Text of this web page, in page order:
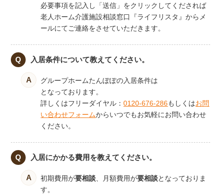
必要事項を記入し「送信」をクリックしてくだされば
老人ホーム介護施設相談窓口『ライフリスタ』からメ
ールにてご連絡をさせていただきます。
入居条件について教えてください。
グループホームたんぽぽの入居条件は
となっております。
詳しくはフリーダイヤル：0120-676-286もしくはお問
い合わせフォームからいつでもお気軽にお問い合わせ
ください。
入居にかかる費用を教えてください。
初期費用が要相談 、月額費用が要相談となっておりま
す。